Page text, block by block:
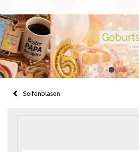
Geburtstag feiern
Ballons · Tischdeko · Karten ·
GEBURTSTAGSDEKO ENTDECKEN
Seifenblasen